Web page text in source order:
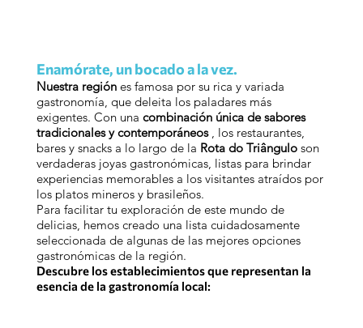
Enamórate, un bocado a la vez.
Nuestra regiónes famosa por su rica y variada
gastronomía, que deleita los paladares más
exigentes. Con una combinación única de sabores
tradicionales y contemporáneos, los restaurantes,
bares y snacks a lo largo de la Rota do Triânguloson
verdaderas joyas gastronómicas, listas para brindar
experiencias memorables a los visitantes atraídos por
los platos mineros y brasileños.
Para facilitar tu exploración de este mundo de
delicias, hemos creado una lista cuidadosamente
seleccionada de algunas de las mejores opciones
gastronómicas de la región.
Descubre los establecimientos que representan la
esencia de la gastronomía local: